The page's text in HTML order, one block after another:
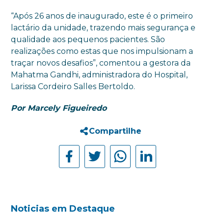
“Após 26 anos de inaugurado, este é o primeiro
lactário da unidade, trazendo mais segurança e
qualidade aos pequenos pacientes. São
realizações como estas que nos impulsionam a
traçar novos desafios”, comentou a gestora da
Mahatma Gandhi, administradora do Hospital,
Larissa Cordeiro Salles Bertoldo.
Por Marcely Figueiredo
Compartilhe
Noticias em Destaque